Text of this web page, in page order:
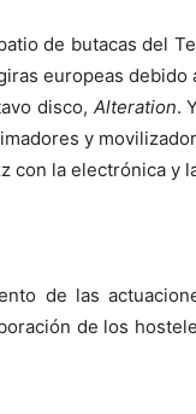
de butacas del
europeas
disco, Alteration.
y
con la electrónica y
de las
de los